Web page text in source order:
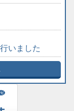
いました